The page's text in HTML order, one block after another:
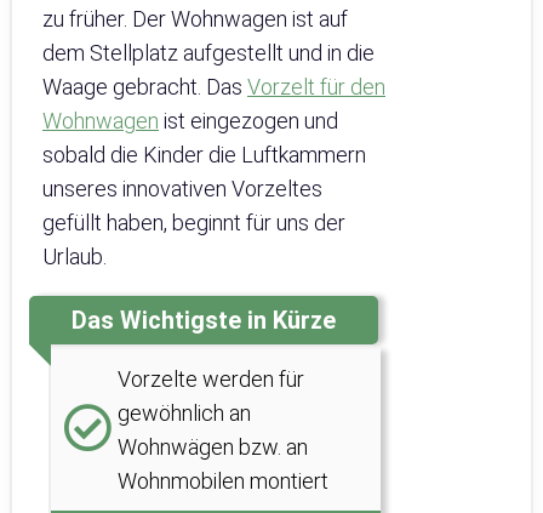
zu früher. Der Wohnwagen ist auf
dem Stellplatz aufgestellt und in die
Waage gebracht. Das Vorzelt für den
Wohnwagen ist eingezogen und
sobald die Kinder die Luftkammern
unseres innovativen Vorzeltes
gefüllt haben, beginnt für uns der
Urlaub.
Das Wichtigste in Kürze
Vorzelte werden für
gewöhnlich an
Wohnwägen bzw. an
Wohnmobilen montiert